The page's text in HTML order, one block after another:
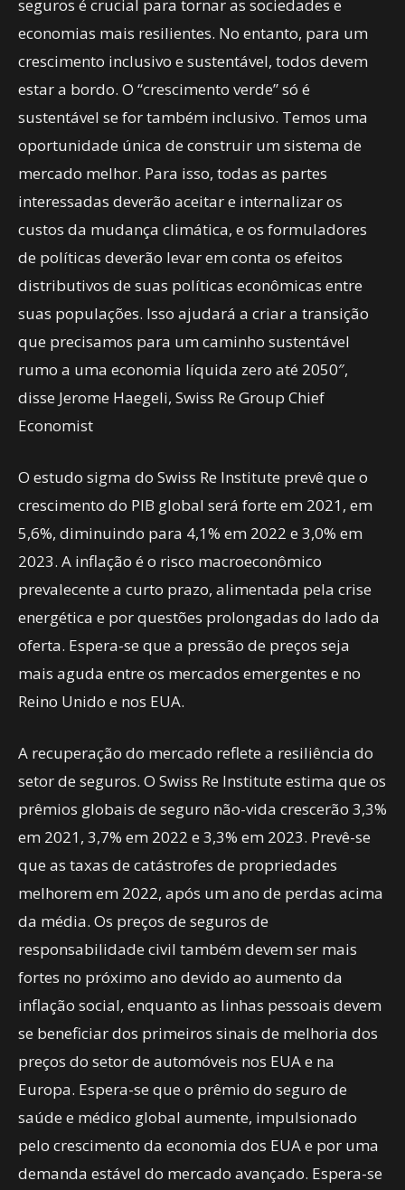
seguros é crucial para tornar as sociedades e
economias mais resilientes. No entanto, para um
crescimento inclusivo e sustentável, todos devem
estar a bordo. O “crescimento verde” só é
sustentável se for também inclusivo. Temos uma
oportunidade única de construir um sistema de
mercado melhor. Para isso, todas as partes
interessadas deverão aceitar e internalizar os
custos da mudança climática, e os formuladores
de políticas deverão levar em conta os efeitos
distributivos de suas políticas econômicas entre
suas populações. Isso ajudará a criar a transição
que precisamos para um caminho sustentável
rumo a uma economia líquida zero até 2050″,
disse Jerome Haegeli, Swiss Re Group Chief
Economist
O estudo sigma do Swiss Re Institute prevê que o
crescimento do PIB global será forte em 2021, em
5,6%, diminuindo para 4,1% em 2022 e 3,0% em
2023. A inflação é o risco macroeconômico
prevalecente a curto prazo, alimentada pela crise
energética e por questões prolongadas do lado da
oferta. Espera-se que a pressão de preços seja
mais aguda entre os mercados emergentes e no
Reino Unido e nos EUA.
A recuperação do mercado reflete a resiliência do
setor de seguros. O Swiss Re Institute estima que os
prêmios globais de seguro não-vida crescerão 3,3%
em 2021, 3,7% em 2022 e 3,3% em 2023. Prevê-se
que as taxas de catástrofes de propriedades
melhorem em 2022, após um ano de perdas acima
da média. Os preços de seguros de
responsabilidade civil também devem ser mais
fortes no próximo ano devido ao aumento da
inflação social, enquanto as linhas pessoais devem
se beneficiar dos primeiros sinais de melhoria dos
preços do setor de automóveis nos EUA e na
Europa. Espera-se que o prêmio do seguro de
saúde e médico global aumente, impulsionado
pelo crescimento da economia dos EUA e por uma
demanda estável do mercado avançado. Espera-se